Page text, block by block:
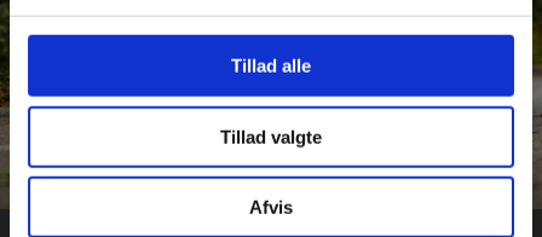
Tillad alle
Tillad valgte
Afvis